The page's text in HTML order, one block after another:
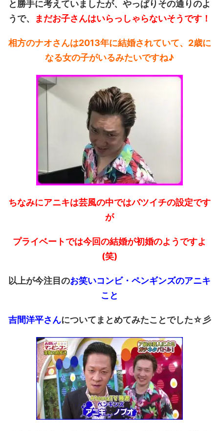
と勝手に考えていましたが、やっぱりその通りのよ
うで、
まだお子さんはいらっしゃらないそうです！
相方のナオさんは2013年に結婚されていて、2歳に
なる女の子がいるみたいですね♪
ちなみにアニキは芸風の中ではバツイチの設定です
が
プライベートでは今回の結婚が初婚のようですよ
(笑)
以上が今注目のお笑いコンビ・ペンギンズのアニキ
こと
吉間洋平さんについてまとめてみたことでした☆彡